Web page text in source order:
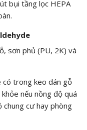
bụi tầng lọc HEPA
sơn phủ (PU, 2K) và
trong keo dán gỗ
nếu nồng độ quá
chung cư hay phòng